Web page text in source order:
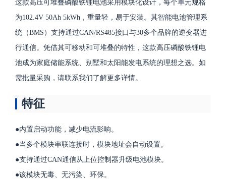
这款高压可堆叠磷酸铁锂电池采用模块化设计，每个单元规格
为102.4V 50Ah 5kWh，重量轻，易于安装。其智能电池管理系
统（BMS）支持通过CAN/RS485接口与30多个品牌的逆变器进
行通信。凭借其可移动和可堆叠的特性，这款高压磷酸铁锂电
池成为家庭储能系统、别墅和太阳能发电系统的理想之选。如
需批量采购，请联系我们了解更多详情。
特征
●内置启动功能，减少电流影响。
●当多个模块串联连接时，模块地址会自动设置。
●支持通过CAN通信从上位控制器升级电池模块。
●该模块无毒、无污染、环保。